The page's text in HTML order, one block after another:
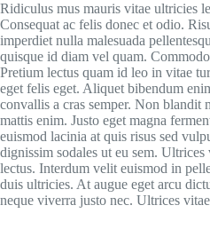
Ridiculus mus mauris vitae ultricies
Consequat ac felis donec et odio.
imperdiet nulla malesuada
quisque id diam vel quam.
Pretium lectus quam id leo in vitae
eget felis eget. Aliquet bibendum
convallis a cras semper. Non blandit
mattis enim. Justo eget magna
euismod lacinia at quis risus sed
dignissim sodales ut eu sem. Ultrices
lectus. Interdum velit euismod in
duis ultricies. At augue eget arcu
neque viverra justo nec. Ultrices